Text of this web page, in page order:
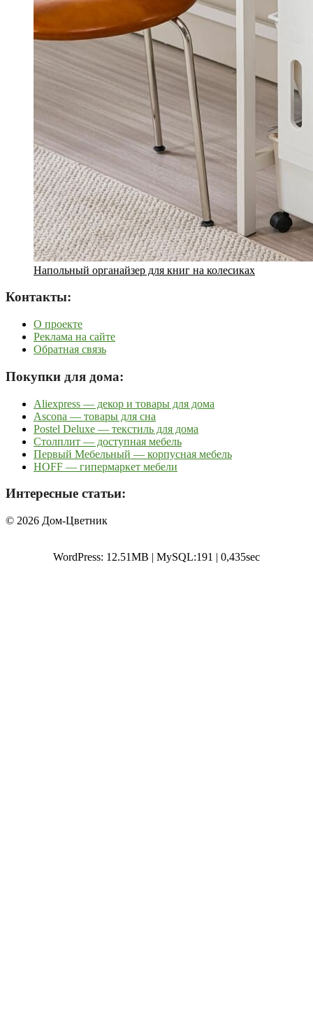
Напольный органайзер для книг на колесиках
Контакты:
О проекте
Реклама на сайте
Обратная связь
Покупки для дома:
Aliexpress — декор и товары для дома
Ascona — товары для сна
Postel Deluxe — текстиль для дома
Столплит — доступная мебель
Первый Мебельный — корпусная мебель
HOFF — гипермаркет мебели
Интересные статьи:
© 2026 Дом-Цветник
WordPress: 12.51MB | MySQL:191 | 0,435sec